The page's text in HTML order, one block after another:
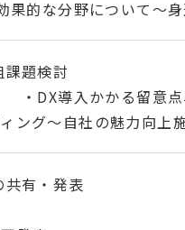
果的な分野について～
題検討
導入かかる留意点
ング～自社の魅力向上
共有・発表